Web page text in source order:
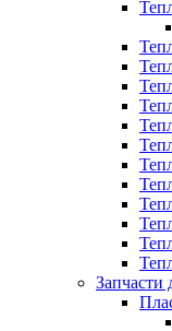
Запчасти